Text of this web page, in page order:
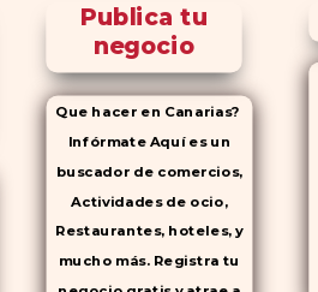
Publica tu
negocio
Que hacer en Canarias?
Infórmate Aquí es un
buscador de comercios,
Actividades de ocio,
Restaurantes, hoteles, y
mucho más. Registra tu